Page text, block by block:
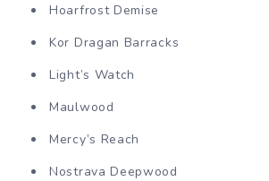
Hoarfrost Demise
Kor Dragan Barracks
Light’s Watch
Maulwood
Mercy’s Reach
Nostrava Deepwood